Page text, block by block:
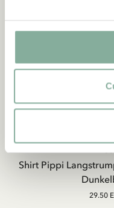
Shirt Pippi
29.50